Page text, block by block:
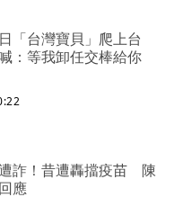
「台灣寶貝」爬上台
：等我卸任交棒給你
詐！昔遭轟擋疫苗 陳
應